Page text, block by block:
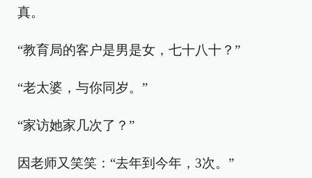
真。
“教育局的客户是男是女，七十八十？”
“老太婆，与你同岁。”
“家访她家几次了？”
因老师又笑笑：“去年到今年，3次。”